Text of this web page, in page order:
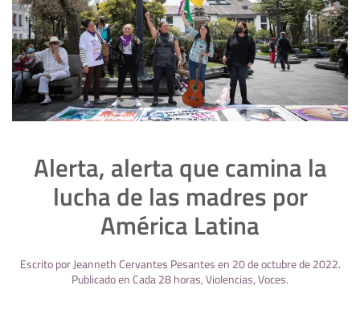
Alerta, alerta que camina la
lucha de las madres por
América Latina
Escrito porJeanneth Cervantes Pesantesen 20 de octubre de 2022.
Publicado enCada 28 horas,Violencias,Voces.